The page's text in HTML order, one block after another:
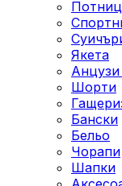
Якета
Шорти
Бански
Бельо
Чорапи
Шапки